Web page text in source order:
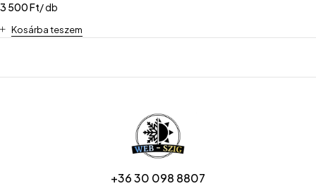
3 500Ft/ db
Kosárba teszem
+36 30 098 8807